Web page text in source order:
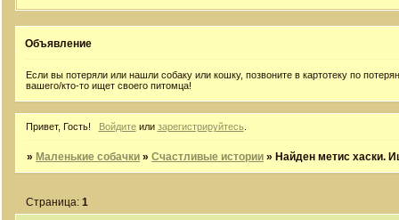
Объявление
Если вы потеряли или нашли собаку или кошку, позвоните в картотеку по
вашего/кто-то ищет своего питомца!
Привет, Гость! Войдитеили зарегистрируйтесь
» Маленькие собачки »Счастливые истории » Найден метис хаски.
Страница:1